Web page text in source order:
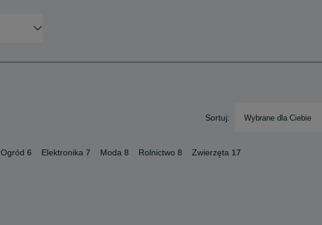
Sortuj: Wybrane dla Ciebie
6 Elektronika 7 Moda 8 Rolnictwo 8 Zwierzęta 17